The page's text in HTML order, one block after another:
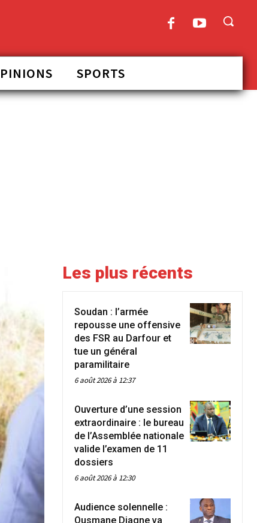
SPORTS
Les plus récents
Soudan : l’armée
repousse une offensive
des FSR au Darfour et
tue un général
paramilitaire
6 août 2026 à 12:37
Ouverture d’une session
extraordinaire : le bureau
de l’Assemblée nationale
valide l’examen de 11
dossiers
6 août 2026 à 12:30
Audience solennelle :
Ousmane Diagne va